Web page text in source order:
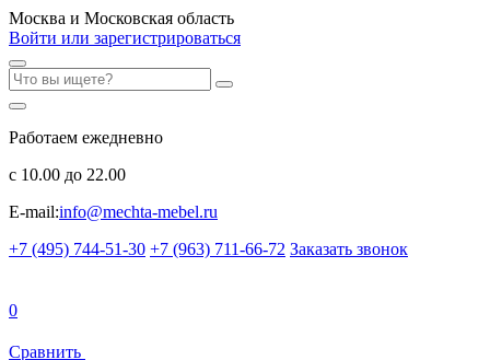
Москва и Московская область
Войти или зарегистрироваться
Работаем ежедневно
с 10.00 до 22.00
E-mail:info@mechta-mebel.ru
+7 (495) 744-51-30 +7 (963) 711-66-72 Заказать звонок
0
Сравнить